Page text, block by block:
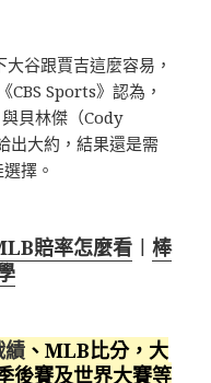
谷跟賈吉這麼容易，
CBS Sports》認為，
貝林傑（Cody
出大約，結果還是需
擇。
賠率怎麼看︱ 棒
、MLB比分，大
後賽及世界大賽等